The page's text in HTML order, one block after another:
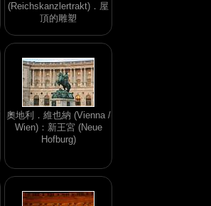
(Reichskanzlertrakt)．屋
頂的雕塑
奧地利．維也納 (Vienna /
Wien)：新王宮 (Neue
Hofburg)